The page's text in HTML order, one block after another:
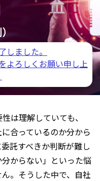
しました。
よろしくお願い申し上
は理解していても、
合っているのか分から
託すべきか判断が難し
からない」といった悩
。そうした中で、自社